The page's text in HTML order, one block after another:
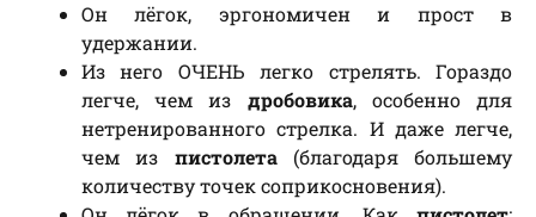
Он лёгок, эргономичен и прост в
удержании.
Из него ОЧЕНЬ легко стрелять. Гораздо
легче, чем из дробовика, особенно для
нетренированного стрелка. И даже легче,
чем из пистолета(благодаря большему
количеству точек соприкосновения).